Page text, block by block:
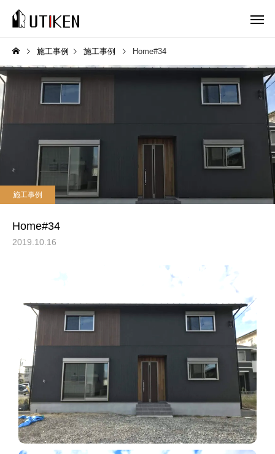
施工事例 施工事例 Home#34
施工事例
Home#34
2019.10.16